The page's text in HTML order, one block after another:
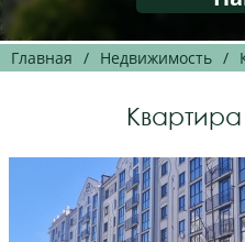
Главная / Недвижимость /